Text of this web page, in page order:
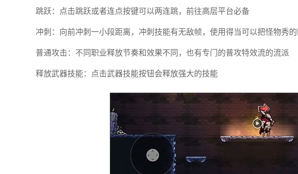
跳跃：点击跳跃或者连点按键可以两连跳，前往高层平台必备
冲刺：向前冲刺一小段距离，冲刺技能有无敌帧，使用得当可以把怪物秀
普通攻击：不同职业释放节奏和效果不同，也有专门的普攻特效流的流派
释放武器技能：点击武器技能按钮会释放强大的技能
季节版 中文版
everskies
官方版
光明之魂2 烧烤我最强
游戏
樱花校园模 樱花校园